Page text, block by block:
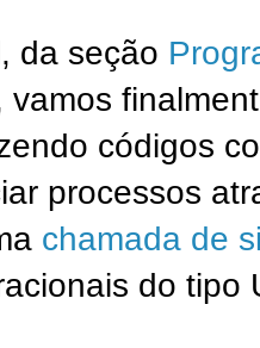
da seção
vamos
códigos
processos
chamada de
do tipo